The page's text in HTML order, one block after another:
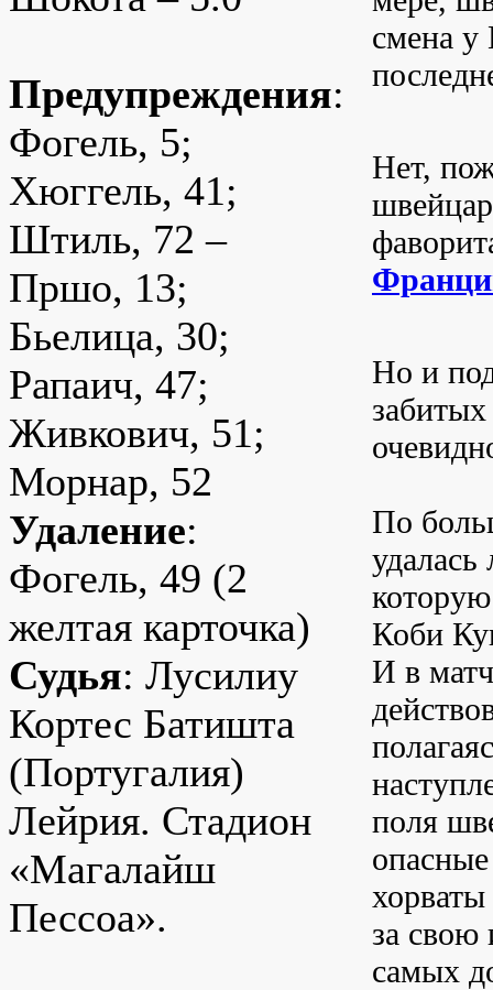
Предупреждения:
Фогель, 5;
Хюггель, 41;
Штиль, 72 –
Пршо, 13;
Бьелица, 30;
Рапаич, 47;
Живкович, 51;
Морнар, 52
Удаление:
Фогель, 49 (2
желтая карточка)
Судья: Лусилиу
Кортес Батишта
(Португалия)
Лейрия. Стадион
«Магалайш
Пессоа».
смена у
Нет,
Но и
По
Коби
И в
поля
за свою
самых